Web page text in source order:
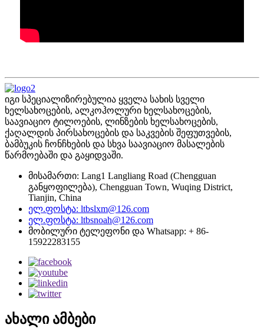
იგი სპეციალიზირებულია ყველა სახის სველი
ხელსახოცების, ალკოჰოლური ხელსახოცების,
საავიაციო ტილოების, ლინზების ხელსახოცების,
ქაღალდის პირსახოცების და საკვების შეფუთვების,
ბამბუკის ჩონჩხების და სხვა საავიაციო მასალების
წარმოებაში და გაყიდვაში.
მისამართი: Lang1 Langliang Road (Chengguan
განყოფილება), Chengguan Town, Wuqing District,
Tianjin, China
ელ.ფოსტა: ltbslxm@126.com
ელ.ფოსტა: ltbsnoah@126.com
მობილური ტელეფონი და Whatsapp: + 86-
15922283155
ახალი ამბები